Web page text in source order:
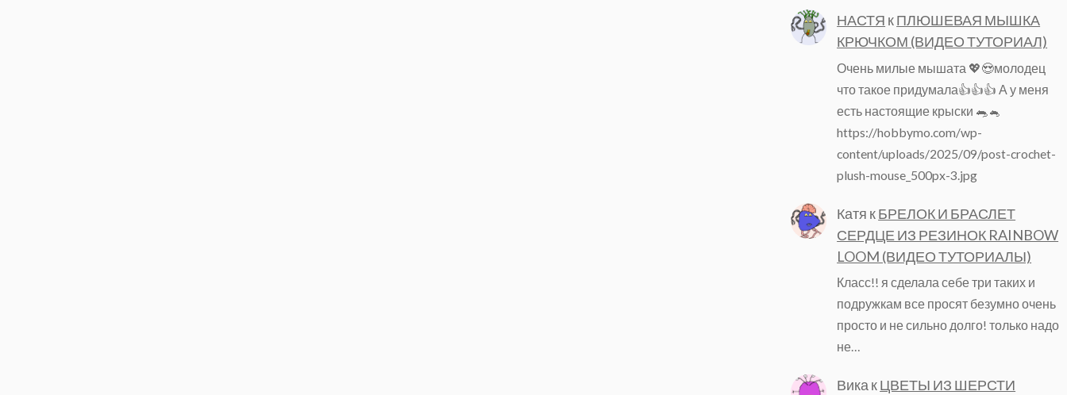
НАСТЯ кПЛЮШЕВАЯ МЫШКА
КРЮЧКОМ (ВИДЕО ТУТОРИАЛ)
Очень милые мышата 💖😍молодец
что такое придумала👍👍👍 А у меня
есть настоящие крыски 🐀🐁
https://hobbymo.com/wp-
content/uploads/2025/09/post-crochet-
plush-mouse_500px-3.jpg
Катя кБРЕЛОК И БРАСЛЕТ
СЕРДЦЕ ИЗ РЕЗИНОК RAINBOW
LOOM (ВИДЕО ТУТОРИАЛЫ)
Класс!! я сделала себе три таких и
подружкам все просят безумно очень
просто и не сильно долго! только надо
не…
ВикакЦВЕТЫ ИЗ ШЕРСТИ